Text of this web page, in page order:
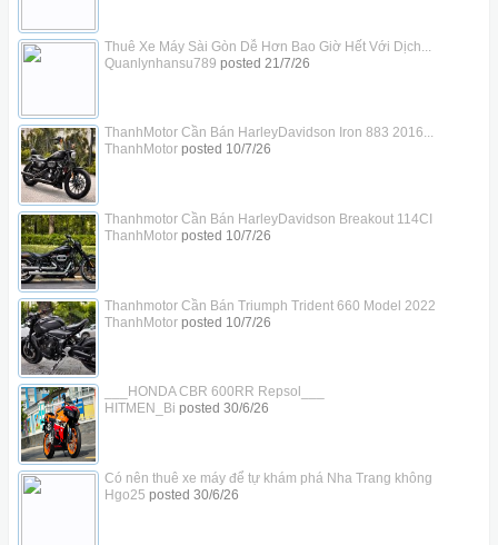
Thuê Xe Máy Sài Gòn Dễ Hơn Bao Giờ Hết Với Dịch...
Quanlynhansu789 posted 21/7/26
ThanhMotor Cần Bán HarleyDavidson Iron 883 2016...
ThanhMotorposted 10/7/26
Thanhmotor Cần Bán HarleyDavidson Breakout 114CI
ThanhMotorposted 10/7/26
Thanhmotor Cần Bán Triumph Trident 660 Model 2022
ThanhMotorposted 10/7/26
___HONDA CBR 600RR Repsol___
HITMEN_Bi posted 30/6/26
Có nên thuê xe máy để tự khám phá Nha Trang không
Hgo25 posted 30/6/26